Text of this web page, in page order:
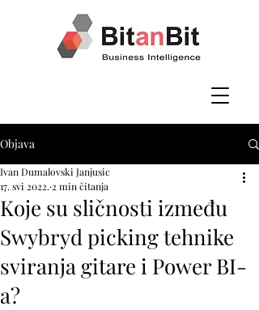
Objava
Koje su sličnosti između
Swybryd picking tehnike
sviranja gitare i Power BI-
a?
Ivan Dumalovski Janjusic
17. svi 2022. 2 min čitanja